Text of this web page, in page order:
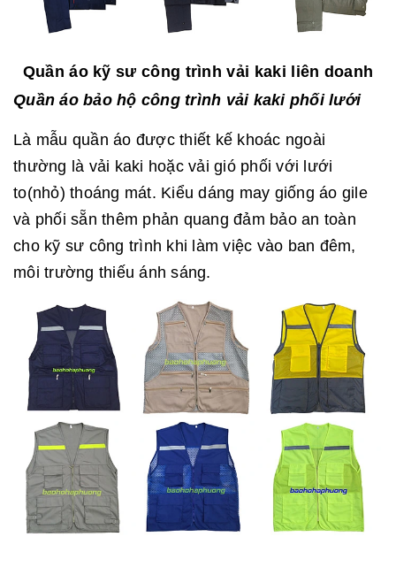
Quần áo kỹ sư công trình vải kaki liên doanh
Quần áo bảo hộ công trình vải kaki phối lưới
Là mẫu quần áo được thiết kế khoác ngoài
thường là vải kaki hoặc vải gió phối với lưới
to(nhỏ) thoáng mát. Kiểu dáng may giống áo gile
và phối sẵn thêm phản quang đảm bảo an toàn
cho kỹ sư công trình khi làm việc vào ban đêm,
môi trường thiếu ánh sáng.